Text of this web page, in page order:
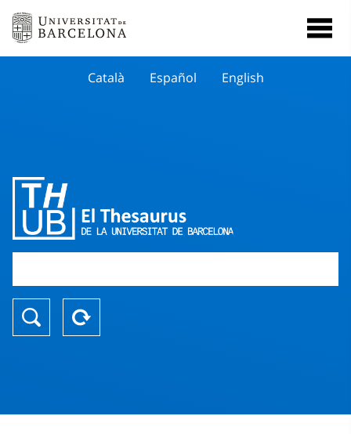
Català Español English